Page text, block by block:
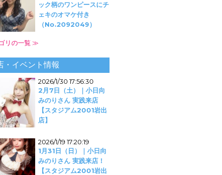
ック柄のワンピースにチ
ェキのオマケ付き
（No.2092049）
リの一覧 ≫
・イベント情報
2026/1/30 17:56:30
2月7日（土）｜小日向
みのりさん 実践来店
【スタジアム2001岩出
店】
2026/1/19 17:20:19
1月31日（日）｜小日向
みのりさん 実践来店！
【スタジアム2001岩出